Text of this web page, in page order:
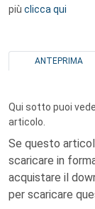
più clicca qui
ANTEPRIMA
Qui sotto puoi
articolo.
Se questo
scaricare in
acquistare il
per scaricare